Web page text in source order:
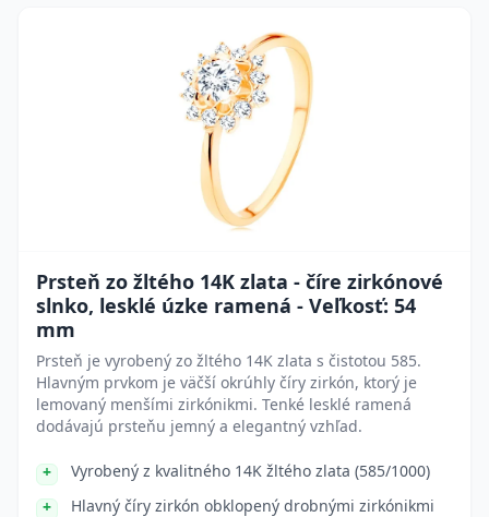
Prsteň zo žltého 14K zlata - číre zirkónové
slnko, lesklé úzke ramená - Veľkosť: 54
mm
Prsteň je vyrobený zo žltého 14K zlata s čistotou 585.
Hlavným prvkom je väčší okrúhly číry zirkón, ktorý je
lemovaný menšími zirkónikmi. Tenké lesklé ramená
dodávajú prsteňu jemný a elegantný vzhľad.
Vyrobený z kvalitného 14K žltého zlata (585/1000)
Hlavný číry zirkón obklopený drobnými zirkónikmi